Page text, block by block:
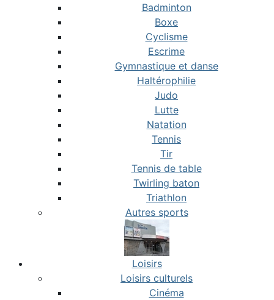
Badminton
Boxe
Cyclisme
Escrime
Gymnastique et danse
Haltérophilie
Judo
Lutte
Natation
Tennis
Tir
Tennis de table
Twirling baton
Triathlon
Autres sports
Loisirs
Loisirs culturels
Cinéma